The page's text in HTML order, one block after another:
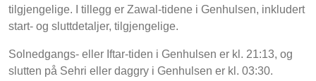
tilgjengelige. I tillegg er Zawal-tidene i Genhulsen, inkludert
start- og sluttdetaljer, tilgjengelige.
Solnedgangs- eller Iftar-tiden i Genhulsen er kl. 21:13, og
slutten på Sehri eller daggry i Genhulsen er kl. 03:30.